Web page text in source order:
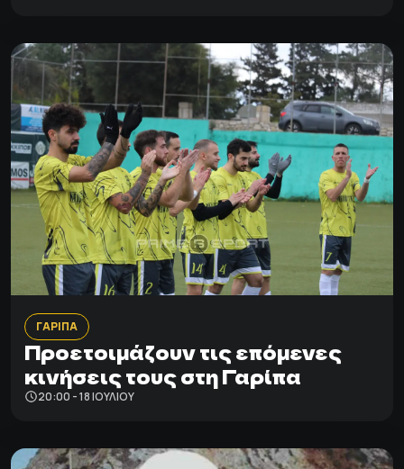
ΓΑΡΙΠΑ
Προετοιμάζουν τις επόμενες
κινήσεις τους στη Γαρίπα
20:00 - 18 ΙΟΥΛΊΟΥ